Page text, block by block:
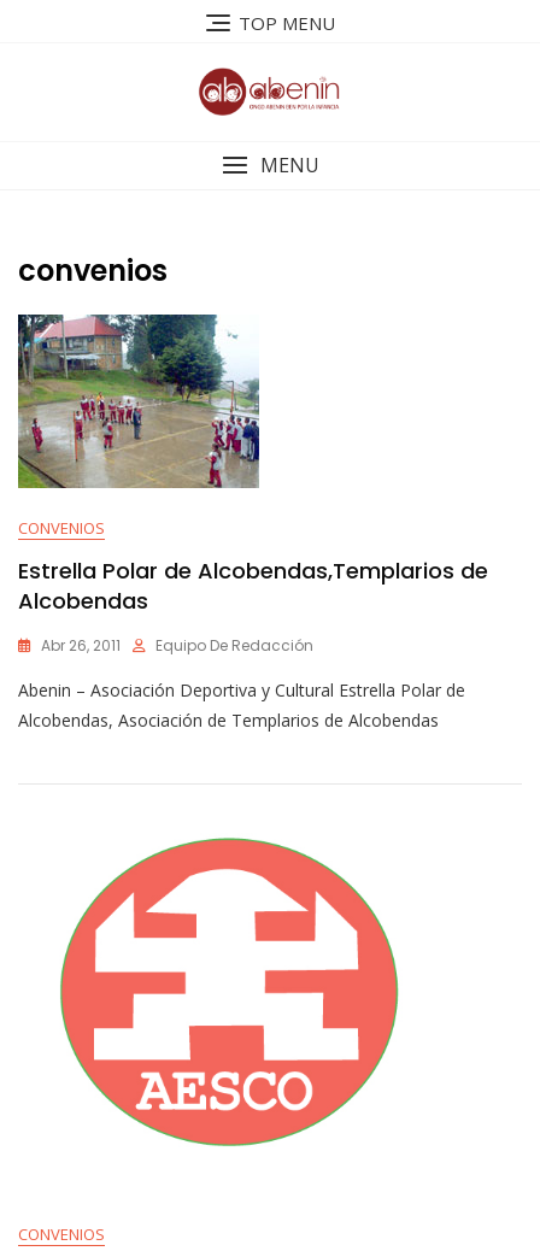
TOP MENU
MENU
convenios
CONVENIOS
Estrella Polar de Alcobendas,Templarios de
Alcobendas
Abr 26, 2011 Equipo De Redacción
Abenin – Asociación Deportiva y Cultural Estrella Polar de
Alcobendas, Asociación de Templarios de Alcobendas
CONVENIOS